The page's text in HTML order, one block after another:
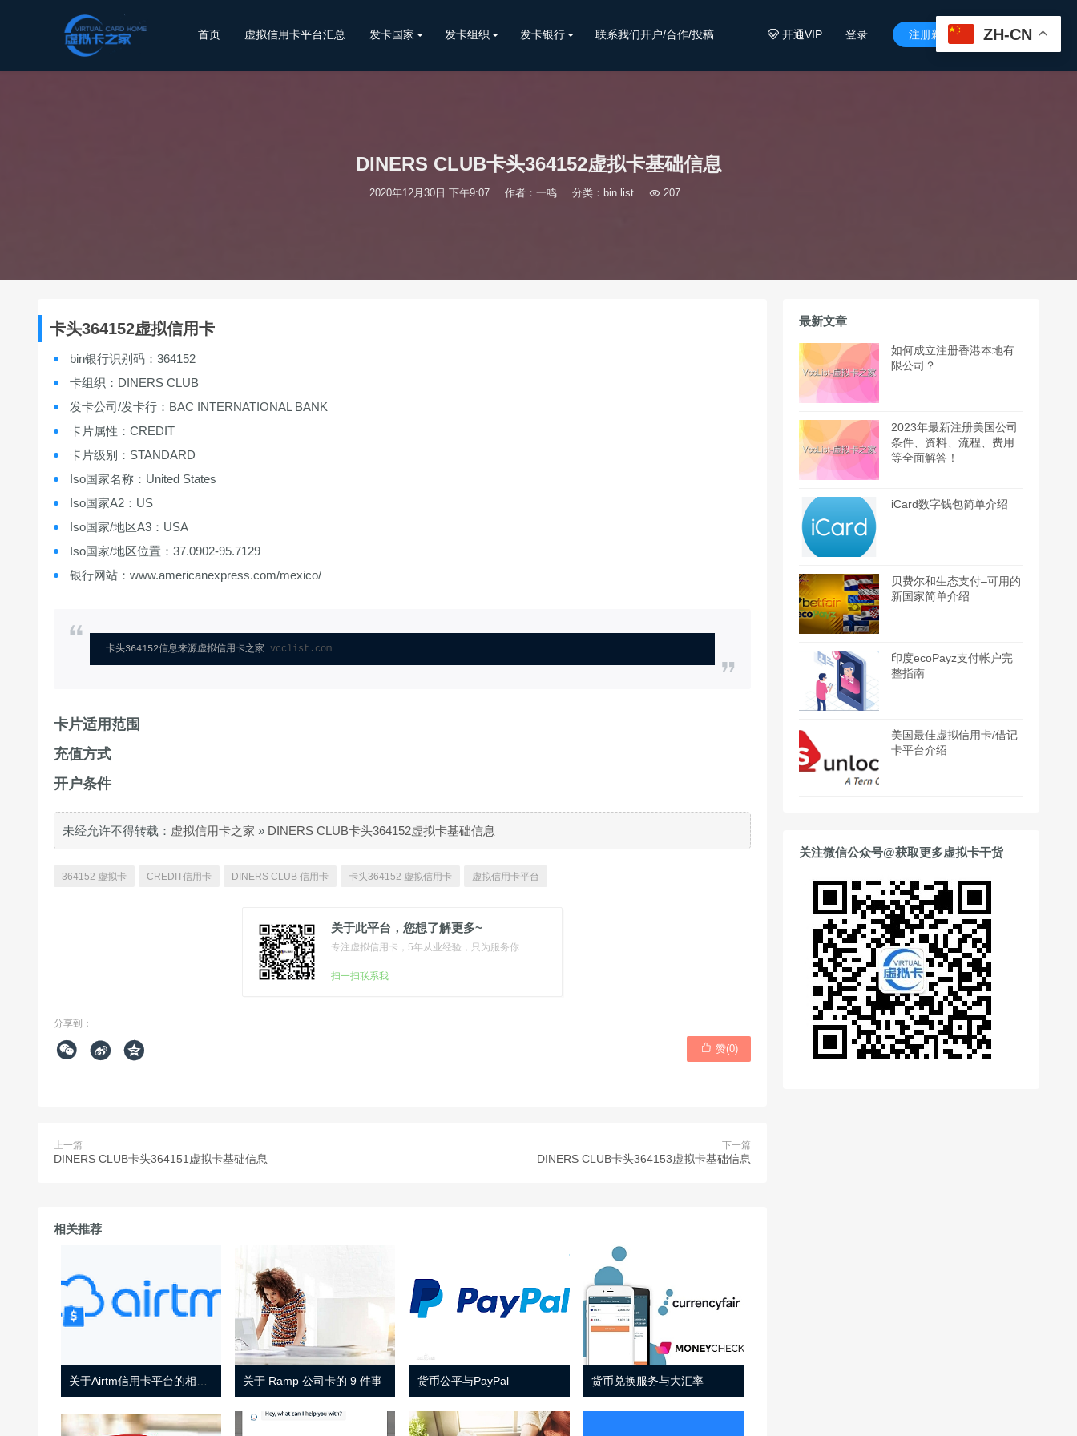
开通VIP 登录 注册新用户 
首页 虚拟信用卡平台汇总 发卡国家 发卡组织 发卡银行 联系我们开户/合作/投稿
DINERS CLUB卡头364152虚拟卡基础信息
2020年12月30日 下午9:07 作者：一鸣 分类： bin list  207
卡头364152虚拟信用卡
bin银行识别码：364152
卡组织：DINERS CLUB
发卡公司/发卡行：BAC INTERNATIONAL BANK
卡片属性：CREDIT
卡片级别：STANDARD
Iso国家名称：United States
Iso国家A2：US
Iso国家/地区A3：USA
Iso国家/地区位置：37.0902-95.7129
银行网站：www.americanexpress.com/mexico/
卡头364152信息来源虚拟信用卡之家 vcclist.com
卡片适用范围
充值方式
开户条件
未经允许不得转载： 虚拟信用卡之家 » DINERS CLUB卡头364152虚拟卡基础信息
364152 虚拟卡 CREDIT信用卡 DINERS CLUB 信用卡 卡头364152 虚拟信用卡 虚拟信用卡平台
关于此平台，您想了解更多~
专注虚拟信用卡，5年从业经验，只为服务你
扫一扫联系我
分享到：
    赞(0)
上一篇
DINERS CLUB卡头364151虚拟卡基础信息
下一篇
DINERS CLUB卡头364153虚拟卡基础信息
相关推荐
关于 Ramp 公司卡的 9 件事 货币公平与PayPal 货币兑换服务与大汇率
最新文章
如何成立注册香港本地有
限公司？
2023年最新注册美国公司
条件、资料、流程、费用
等全面解答！
iCard数字钱包简单介绍
贝费尔和生态支付–可用的
新国家简单介绍
印度ecoPayz支付帐户完
整指南
美国最佳虚拟信用卡/借记
卡平台介绍
关注微信公众号@获取更多虚拟卡干货
ZH-CN